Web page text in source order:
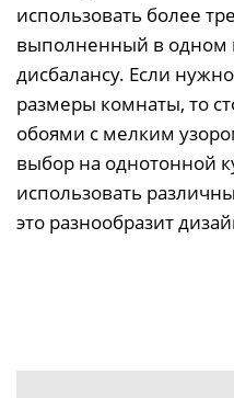
использовать более
выполненный в одном
дисбалансу. Если
размеры комнаты, то
обоями с мелким
выбор на однотонной
использовать
это разнообразит